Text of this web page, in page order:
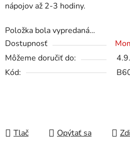
nápojov až 2-3 hodiny.
Položka bola vypredaná…
Dostupnosť
Môžeme doručiť do:
Kód:
Tlač Opýtať sa